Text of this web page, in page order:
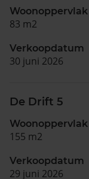
Woonoppervlak
83 m2
Verkoopdatum
30 juni 2026
De Drift 5
Woonoppervlak
155 m2
Verkoopdatum
29 juni 2026